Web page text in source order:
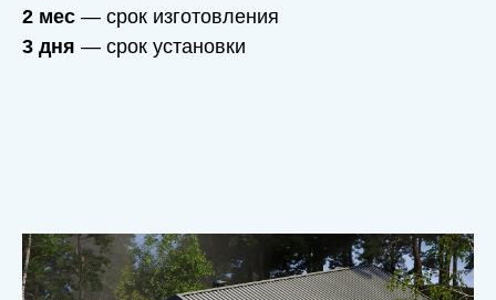
2 мес — срок изготовления
3 дня — срок установки
ГОЛОВА